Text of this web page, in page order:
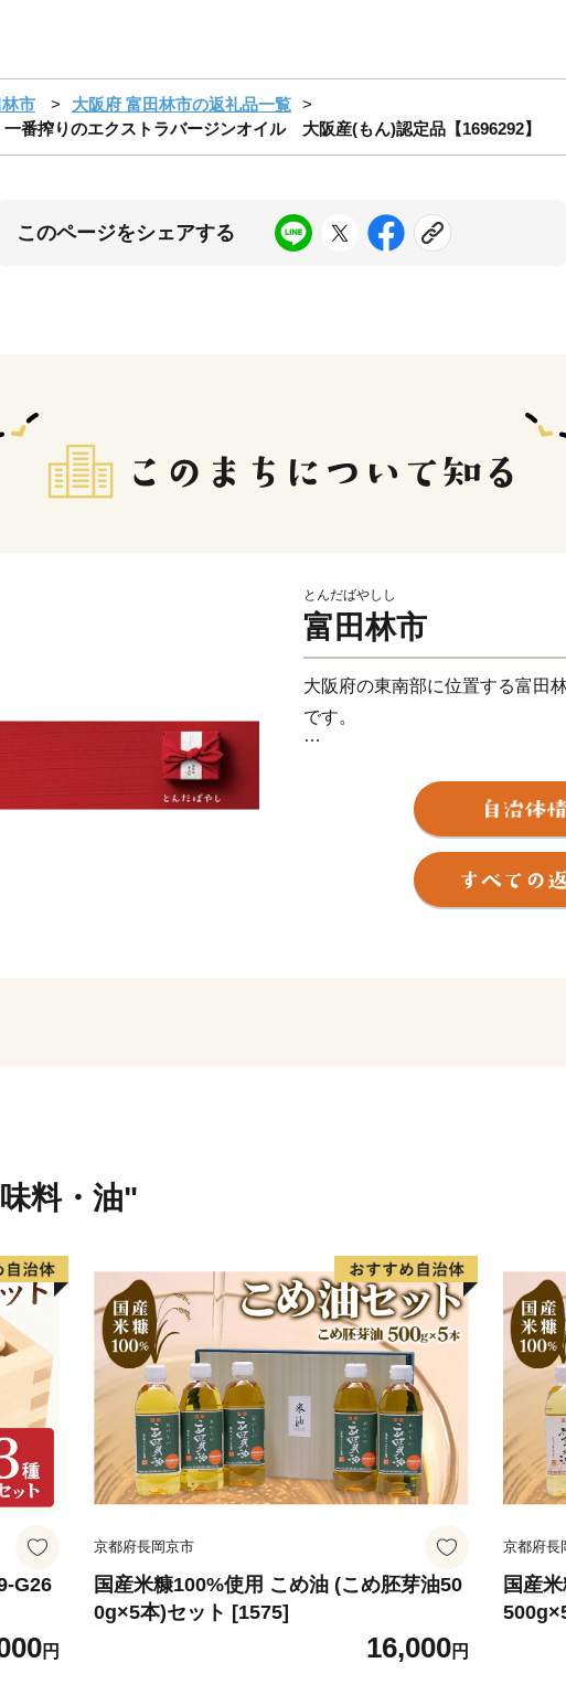
市
大阪府 富田林市の返礼品一覧
搾りのエクストラバージンオイル 大阪産(もん)認定品【1696292】
このページをシェアする
とんだばやしし
富田林市
大阪府の東南部に位置する富田
です。
市の北東平坦部は、南北に流れ
くからまちが開けたところで、
の重要伝統的建造物群保存地区
町並みが残されています。
一方、市の南部は、雄大な金剛
と美しい田園風景が広がり、自
料・油"
G26
円
京都府長岡京市
国産米糠100%使用 こめ油 (こめ胚芽油50
0g×5本)セット [1575]
16,000円
京都府長
国産